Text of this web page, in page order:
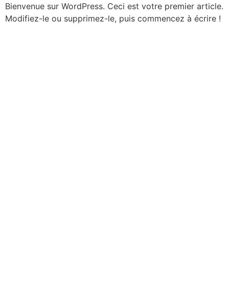
Bienvenue sur WordPress. Ceci est votre premier article.
Modifiez-le ou supprimez-le, puis commencez à écrire !